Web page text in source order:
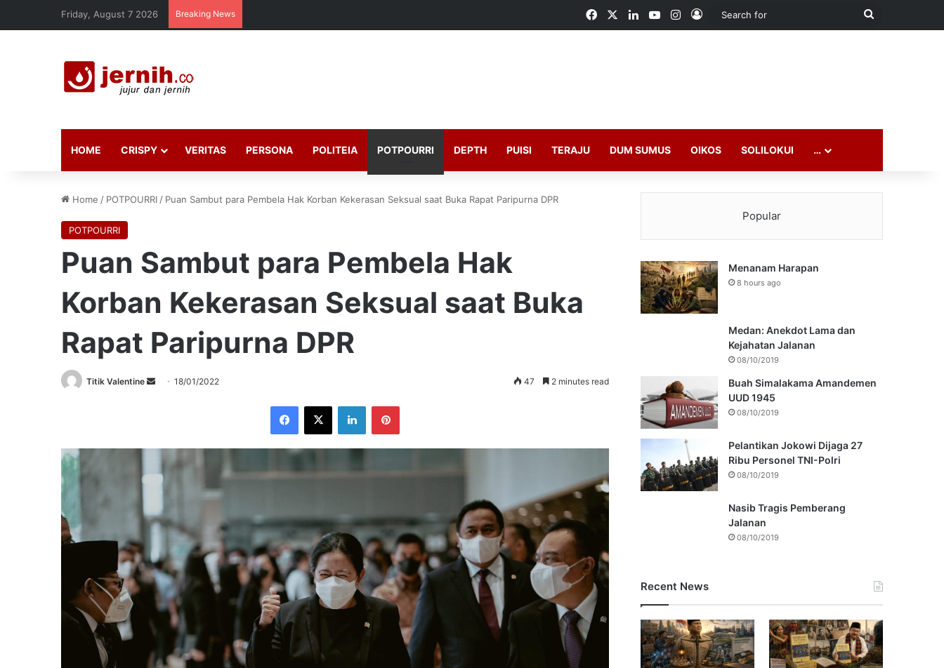
Friday, August 7 2026 Breaking News FacebookLinkedInYouTubeInstagram
Log In
Search
HOME CRISPY VERITAS PERSONA POLITEIA POTPOURRI DEPTH PUISI TERAJU DUM SUMUS OIKOS SOLILOKUI …
Home / POTPOURRI / Puan Sambut para Pembela Hak Korban Kekerasan Seksual saat Buka Rapat Paripurna DPR
POTPOURRI
Puan Sambut para Pembela Hak
Korban Kekerasan Seksual saat Buka
Rapat Paripurna DPR
Titik Valentine
Send18/01/2022 47 2 minutes read
Facebook
X LinkedInPinterest
Popular
Menanam Harapan
8 hours ago
Medan: Anekdot Lama dan
Kejahatan Jalanan
08/10/2019
Buah Simalakama Amandemen
UUD 1945
08/10/2019
Pelantikan Jokowi Dijaga 27
Ribu Personel TNI-Polri
08/10/2019
Nasib Tragis Pemberang
Jalanan
08/10/2019
Recent News